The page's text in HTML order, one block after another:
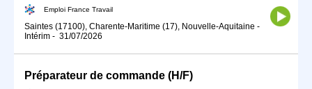
Emploi France Travail
Saintes (17100), Charente-Maritime (17), Nouvelle-Aquitaine -
Intérim - 31/07/2026
Préparateur de commande (H/F)